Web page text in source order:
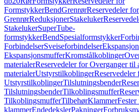
FormstykkerBendGrenrørReservedeler for
GrenrørReduksjonerStakeluker
StakelukerSuperTube-
formstykkerBendSpesialformstykker
ForbindelserSveiseforbindelser
EkspansjonsmufferKromstålkoblinger
materialerReservedeler for Overganger til
materialerUtstyrstilkoblingerReservedeler
UtstyrstilkoblingerTilslutningsbender
TilslutningsbenderTilkoblingsmuffer
TilkoblingsmufferTilbehørKlammerFester
klammerEndedekslerPakninger